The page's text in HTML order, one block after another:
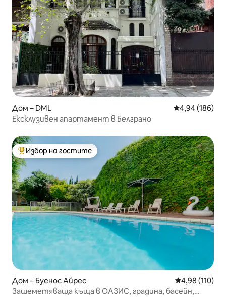
Дом – DML Средна
4,94 (186)
Ексклузивен апартамент в Белграно
Най-популярен избор на гостите
Избор на гостите
Дом – Буенос Айрес Средна
4,98 (110)
Зашеметяваща къща в ОАЗИС, градина, басейн,